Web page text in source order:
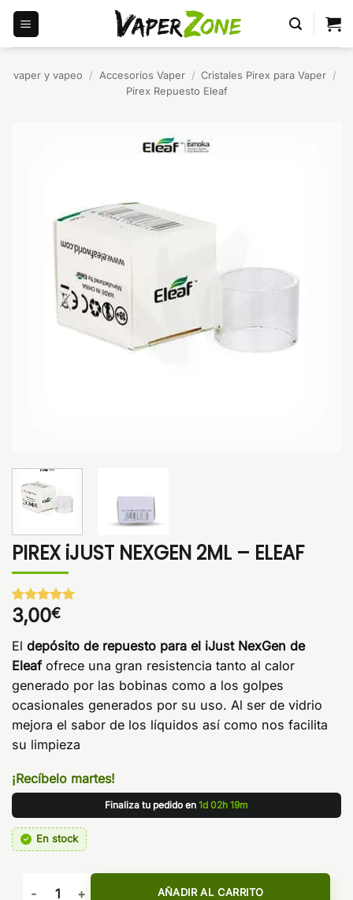
Saltar
contenido
vaper y vapeo / Accesorios Vaper / Cristales Pirex para Vaper /
Pirex Repuesto Eleaf
PIREX iJUST NEXGEN 2ML – ELEAF
Valorado
con5de 5
en base a
1
valoración
de un
3,00€
El depósito de repuesto para el iJust NexGen de
Eleaf ofrece una gran resistencia tanto al calor
generado por las bobinas como a los golpes
ocasionales generados por su uso. Al ser de vidrio
mejora el sabor de los líquidos así como nos facilita
su limpieza
¡Recíbelo martes!
Finaliza tu pedido en 1d 02h 19m
En stock
PIREX iJUST NEXGEN 2ML - ELEAF cantidad
AÑADIR AL CARRITO